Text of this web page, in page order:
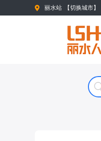
丽水站 【切换城市】